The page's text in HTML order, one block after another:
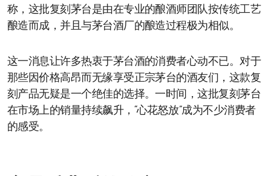
称，这批复刻茅台是由在专业的酿酒师团队按传统工艺
酿造而成，并且与茅台酒厂的酿造过程极为相似。
这一消息让许多热衷于茅台酒的消费者心动不已。对于
那些因价格高昂而无缘享受正宗茅台的酒友们，这款复
刻产品无疑是一个绝佳的选择。一时间，这批复刻茅台
在市场上的销量持续飙升，“心花怒放”成为不少消费者
的感受。